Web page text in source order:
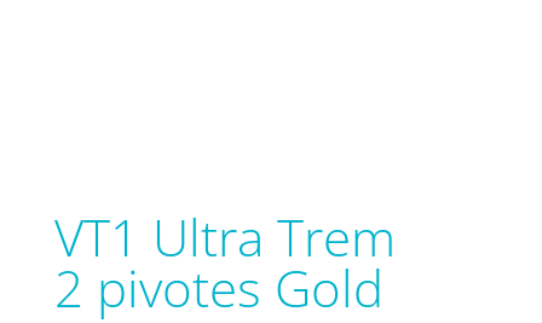
VT1 Ultra Trem
2 pivotes Gold